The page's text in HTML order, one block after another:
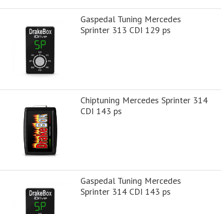
Gaspedal Tuning Mercedes
Sprinter 313 CDI 129 ps
Chiptuning Mercedes Sprinter 314
CDI 143 ps
Gaspedal Tuning Mercedes
Sprinter 314 CDI 143 ps